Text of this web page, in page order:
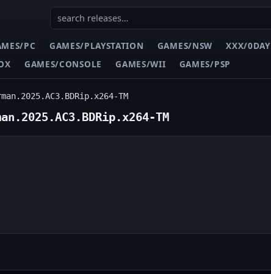
PC GAMES/PLAYSTATION GAMES/NSW
XXX/0DAY
GAMES/CONSOLE GAMES/WII GAMES/PSP
TM
TM